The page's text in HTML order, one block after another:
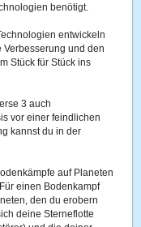
benötigt.
entwickeln
Verbesserung und den
Stück für Stück ins
3 auch
vor einer feindlichen
kannst du in der
auf Planeten
einen Bodenkampf
den du erobern
deine Sterneflotte